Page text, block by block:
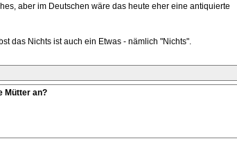
aber im Deutschen wäre das heute eher eine antiquierte
das Nichts ist auch ein Etwas - nämlich "Nichts".
Mütter an?